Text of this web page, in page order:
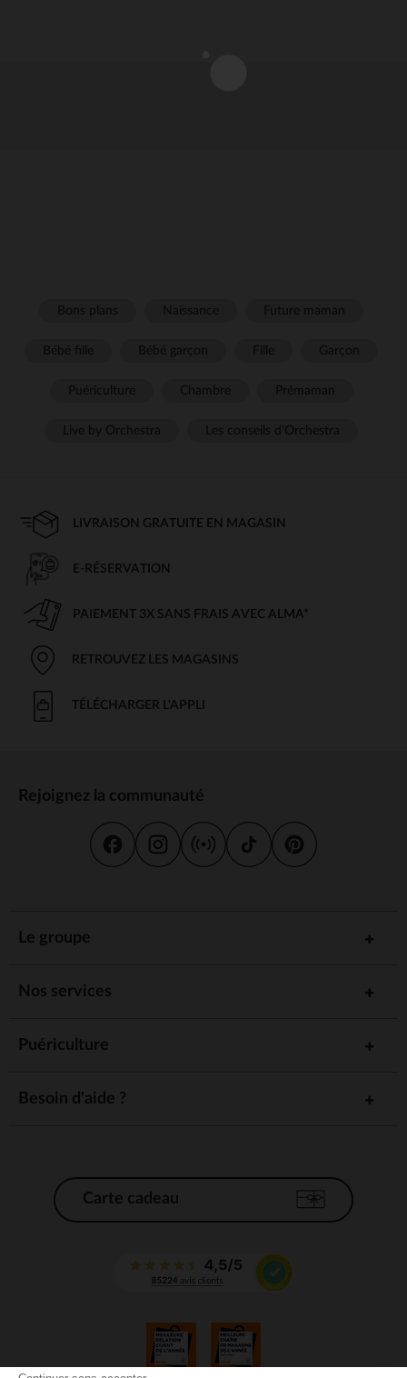
LIVRAISON GRATUITE EN MAGASIN
E-RÉSERVATION
PAIEMENT 3X SANS FRAIS AVEC ALMA*
RETROUVEZ LES MAGASINS
TÉLÉCHARGER L'APPLI
Rejoignez la communauté
Le groupe
Nos services
Puériculture
Besoin d'aide ?
Carte cadeau